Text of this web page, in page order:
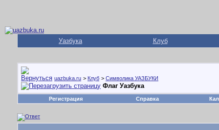
Уазбука Клуб
uazbuka.ru > Клуб > Символика УАЗБУКИ
Флаг Уазбука
Регистрация Справка